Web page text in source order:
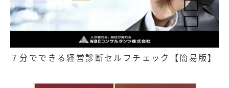
７分でできる経営診断セルフチェック【簡易版】